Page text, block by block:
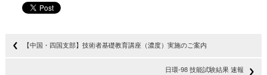
【中国・四国支部】技術者基礎教育講座（濃度）実施のご案内
日環-98 技能試験結果 速報